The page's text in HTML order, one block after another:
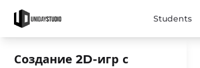
Students
Создание 2D-игр с